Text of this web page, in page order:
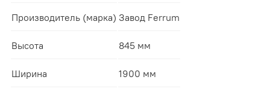
Производитель (марка) Завод Ferrum
Высота 845 мм
Ширина 1900 мм